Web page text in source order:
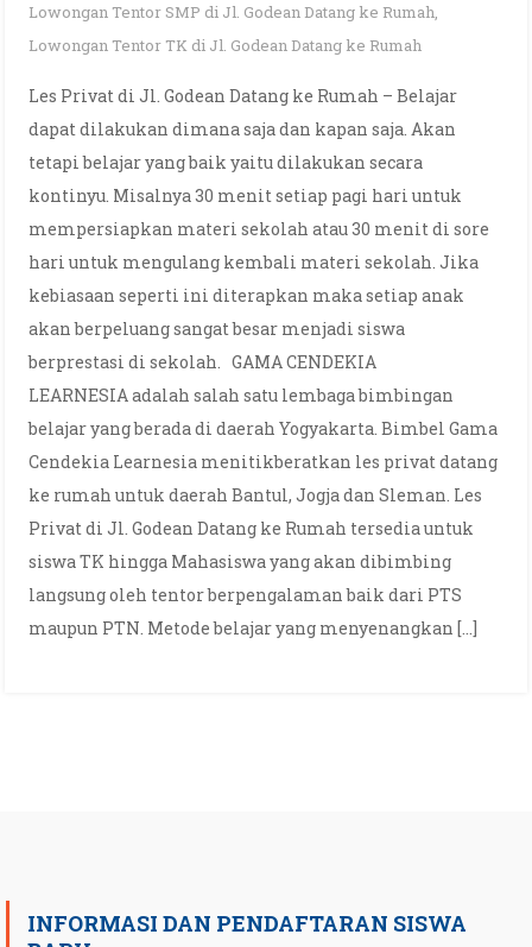
Lowongan Tentor SMP di Jl. Godean Datang ke Rumah,
Lowongan Tentor TK di Jl. Godean Datang ke Rumah
Les Privat di Jl. Godean Datang ke Rumah – Belajar
dapat dilakukan dimana saja dan kapan saja. Akan
tetapi belajar yang baik yaitu dilakukan secara
kontinyu. Misalnya 30 menit setiap pagi hari untuk
mempersiapkan materi sekolah atau 30 menit di sore
hari untuk mengulang kembali materi sekolah. Jika
kebiasaan seperti ini diterapkan maka setiap anak
akan berpeluang sangat besar menjadi siswa
berprestasi di sekolah. GAMA CENDEKIA
LEARNESIA adalah salah satu lembaga bimbingan
belajar yang berada di daerah Yogyakarta. Bimbel Gama
Cendekia Learnesia menitikberatkan les privat datang
ke rumah untuk daerah Bantul, Jogja dan Sleman. Les
Privat di Jl. Godean Datang ke Rumah tersedia untuk
siswa TK hingga Mahasiswa yang akan dibimbing
langsung oleh tentor berpengalaman baik dari PTS
maupun PTN. Metode belajar yang menyenangkan […]
INFORMASI DAN PENDAFTARAN SISWA